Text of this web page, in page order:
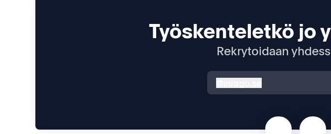
Työskenteletkö jo
Rekrytoidaan
inrego.se